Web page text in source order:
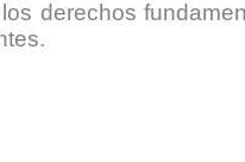
derechos